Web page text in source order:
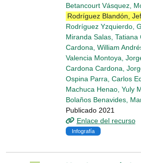
Betancourt Vásquez,
Rodríguez Blandón,
Rodríguez Yzquierdo,
Miranda Salas, Tatiana
Cardona, William
Valencia Montoya,
Cardona Cardona,
Ospina Parra, Carlos
Machuca Henao, Yuly
Bolaños Benavides,
Publicado 2021
Enlace del recurso
Infografía